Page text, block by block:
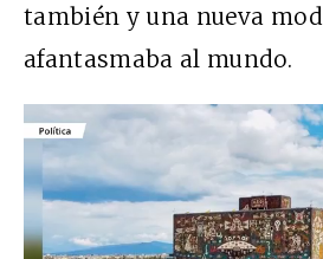
también y una nueva
afantasmaba al mundo.